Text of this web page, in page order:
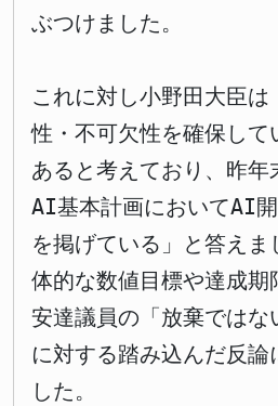
ぶつけました。
これに対し小野田大臣
性・不可欠性を確保して
あると考えており、昨年
AI基本計画においてAI
を掲げている」と答え
体的な数値目標や達成期
安達議員の「放棄ではな
に対する踏み込んだ反
した。